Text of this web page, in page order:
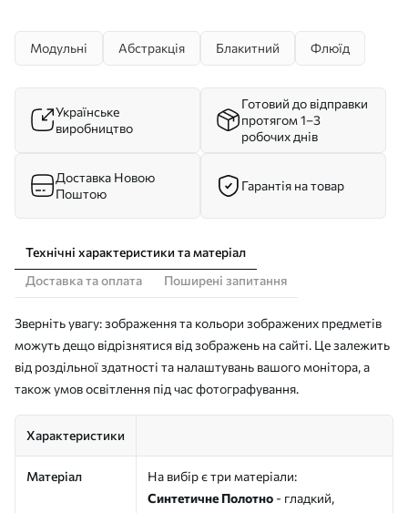
Модульні Абстракція Блакитний Флюїд
Українське
виробництво
Готовий до відправки
протягом 1–3
робочих днів
Доставка Новою
Поштою
Гарантія на товар
Технічні характеристики та матеріал
Доставка та оплата
Поширені запитання
Зверніть увагу: зображення та кольори зображених предметів
можуть дещо відрізнятися від зображень на сайті. Це залежить
від роздільної здатності та налаштувань вашого монітора, а
також умов освітлення під час фотографування.
Характеристики
Матеріал
На вибір є три матеріали:
Синтетичне Полотно - гладкий,